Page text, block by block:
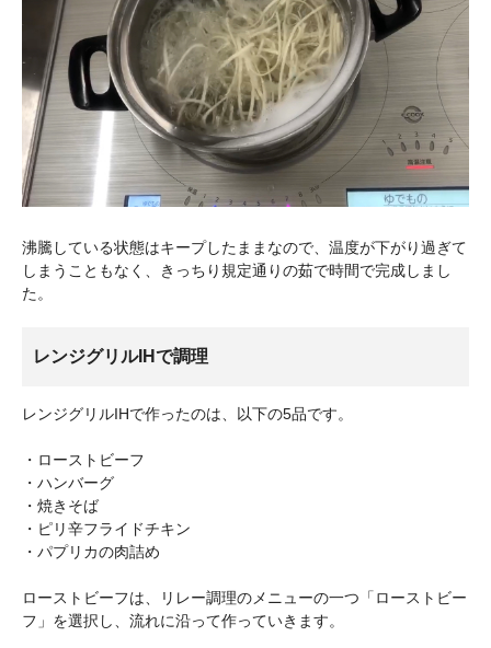
沸騰している状態はキープしたままなので、温度が下がり過ぎて
しまうこともなく、きっちり規定通りの茹で時間で完成しまし
た。
レンジグリルIHで調理
レンジグリルIHで作ったのは、以下の5品です。
・ローストビーフ
・ハンバーグ
・焼きそば
・ピリ辛フライドチキン
・パプリカの肉詰め
ローストビーフは、リレー調理のメニューの一つ「ローストビー
フ」を選択し、流れに沿って作っていきます。